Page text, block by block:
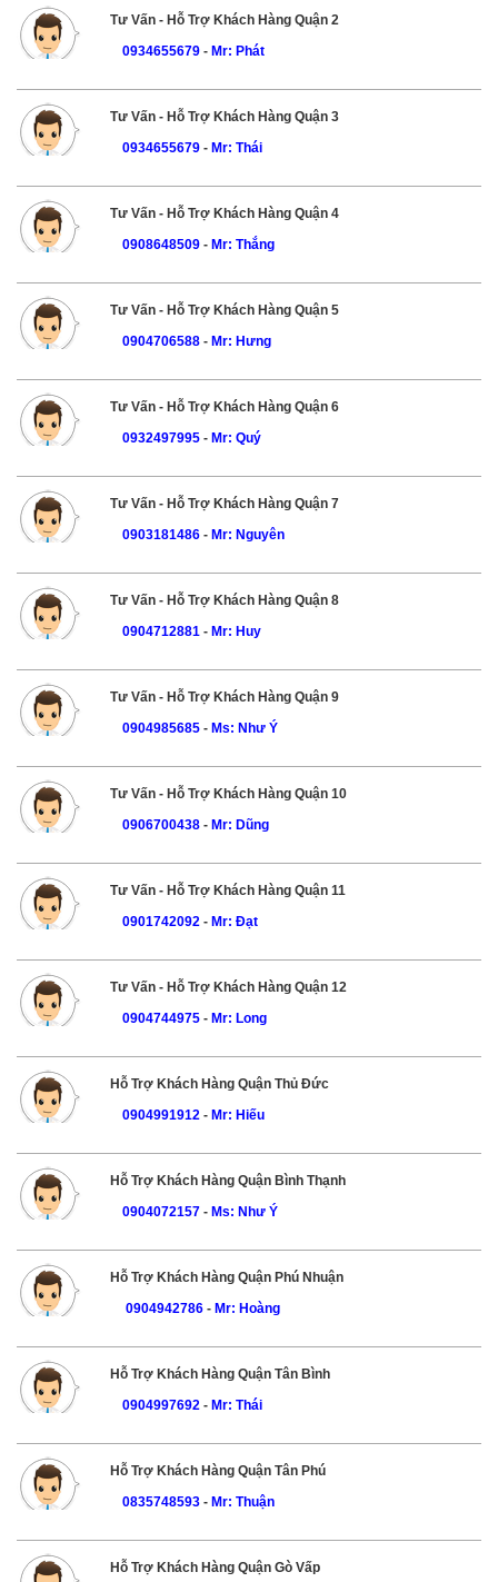
Tư Vấn - Hỗ Trợ Khách Hàng Quận 2
0934655679- Mr: Phát
Tư Vấn - Hỗ Trợ Khách Hàng Quận 3
0934655679- Mr: Thái
Tư Vấn - Hỗ Trợ Khách Hàng Quận 4
0908648509- Mr: Thắng
Tư Vấn - Hỗ Trợ Khách Hàng Quận 5
0904706588- Mr: Hưng
Tư Vấn - Hỗ Trợ Khách Hàng Quận 6
0932497995- Mr: Quý
Tư Vấn - Hỗ Trợ Khách Hàng Quận 7
0903181486- Mr: Nguyên
Tư Vấn - Hỗ Trợ Khách Hàng Quận 8
0904712881- Mr: Huy
Tư Vấn - Hỗ Trợ Khách Hàng Quận 9
0904985685- Ms: Như Ý
Tư Vấn - Hỗ Trợ Khách Hàng Quận 10
0906700438- Mr: Dũng
Tư Vấn - Hỗ Trợ Khách Hàng Quận 11
0901742092- Mr: Đạt
Tư Vấn - Hỗ Trợ Khách Hàng Quận 12
0904744975- Mr: Long
Hỗ Trợ Khách Hàng Quận Thủ Đức
0904991912- Mr: Hiếu
Hỗ Trợ Khách Hàng Quận Bình Thạnh
0904072157- Ms: Như Ý
Hỗ Trợ Khách Hàng Quận Phú Nhuận
0904942786- Mr: Hoàng
Hỗ Trợ Khách Hàng Quận Tân Bình
0904997692- Mr: Thái
Hỗ Trợ Khách Hàng Quận Tân Phú
0835748593- Mr: Thuận
Hỗ Trợ Khách Hàng Quận Gò Vấp